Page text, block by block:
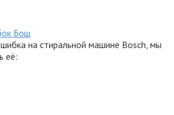
Бош
на стиральной машине Bosch, мы
её: